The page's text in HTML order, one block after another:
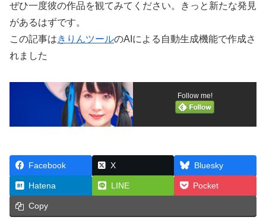
ぜひ一度彼の作品を観てみてください。きっと新たな発見
があるはずです。
この記事はきりんツールのAIによる自動生成機能で作成さ
れました
Follow me!
Facebook X Bluesky
Hatena LINE Pocket
Copy